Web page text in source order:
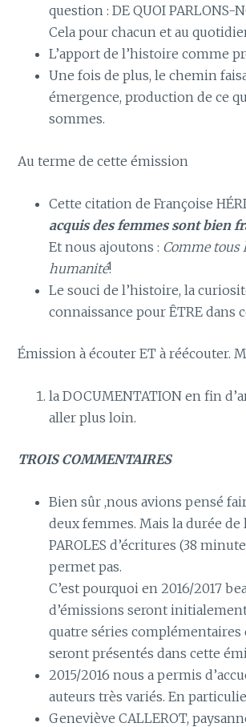
question : DE QUOI PARLONS-
Cela pour chacun et au
L’apport de l’histoire comme
Une fois de plus, le chemin
émergence, production de ce
sommes.
Au terme de cette émission
Cette citation de Françoise
acquis des femmes sont bien
Et nous ajoutons : Comme tous
humanité!
Le souci de l’histoire, la
connaissance pour ÊTRE dans
Émission à écouter ET à réécouter.
la DOCUMENTATION en fin
aller plus loin.
TROIS COMMENTAIRES
Bien sûr ,nous avions pensé
deux femmes. Mais la durée de
PAROLES d’écritures (38
permet pas.
C’est pourquoi en 2016/2017
d’émissions seront
quatre séries complémentaires
seront présentés dans cette
2015/2016 nous a permis
auteurs très variés. En
Geneviève CALLEROT,